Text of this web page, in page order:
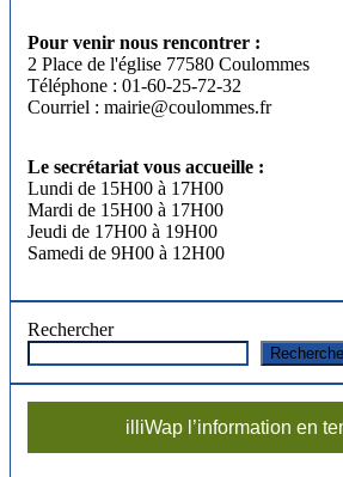
Pour venir nous rencontrer :
2 Place de l'église 77580 Coulommes
Téléphone : 01-60-25-72-32
Courriel : mairie@coulommes.fr
Le secrétariat vous accueille :
Lundi de 15H00 à 17H00
Mardi de 15H00 à 17H00
Jeudi de 17H00 à 19H00
Samedi de 9H00 à 12H00
Rechercher
illiWap l’information en